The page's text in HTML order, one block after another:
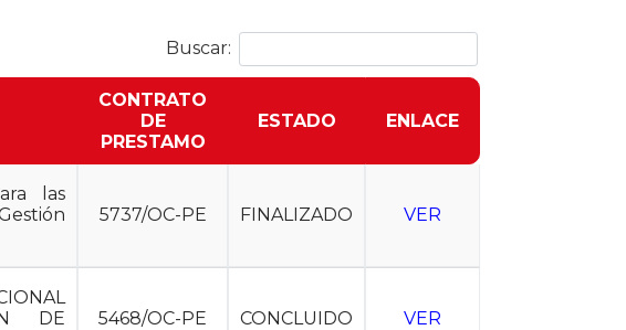
Buscar:
CONTRATO
DE
PRESTAMO
ESTADO ENLACE
las
5737/OC-PE FINALIZADO VER
DE
5468/OC-PE CONCLUIDO VER